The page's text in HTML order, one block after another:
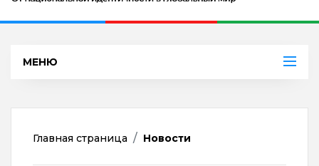
МЕНЮ
Главная страница Новости